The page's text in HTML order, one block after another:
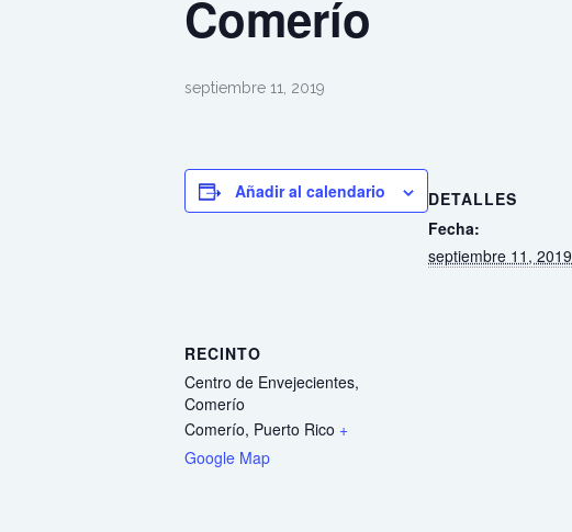
Comerío
septiembre 11, 2019
Añadir al calendario
DETALLES
Fecha:
septiembre 11, 2019
RECINTO
Centro de Envejecientes,
Comerío
Comerío, Puerto Rico +
Google Map